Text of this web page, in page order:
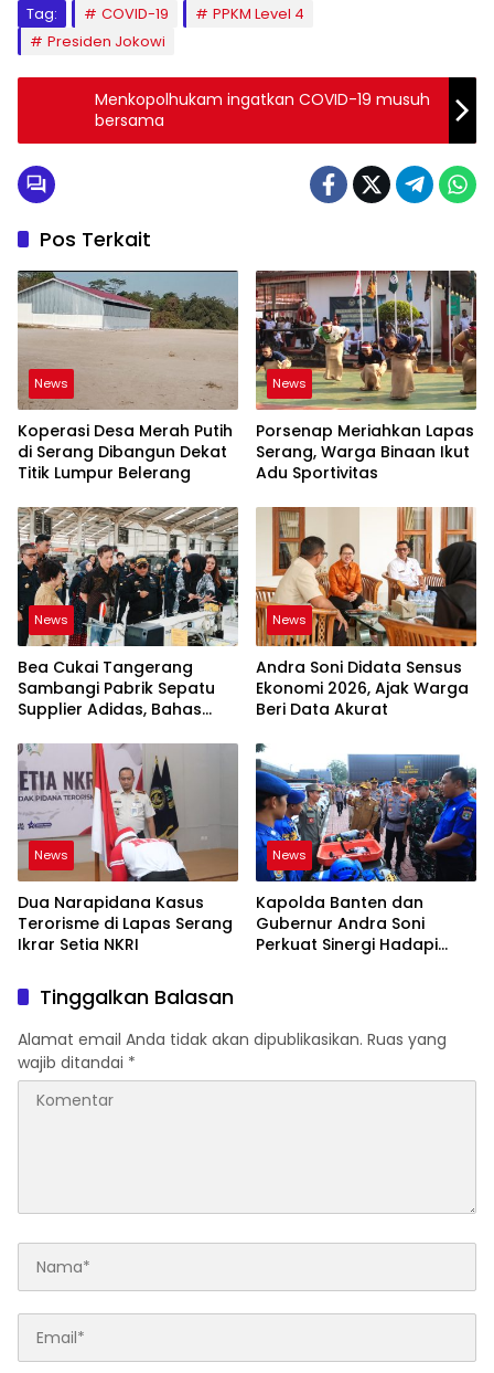
Tag: COVID-19
PPKM Level 4
Presiden Jokowi
Menkopolhukam ingatkan COVID-19 musuh
bersama
Pos Terkait
News
Koperasi Desa Merah Putih
di Serang Dibangun Dekat
Titik Lumpur Belerang
News
Porsenap Meriahkan Lapas
Serang, Warga Binaan Ikut
Adu Sportivitas
News
Bea Cukai Tangerang
Sambangi Pabrik Sepatu
Supplier Adidas, Bahas
News
Andra Soni Didata Sensus
Ekonomi 2026, Ajak Warga
Beri Data Akurat
News
Dua Narapidana Kasus
Terorisme di Lapas Serang
Ikrar Setia NKRI
News
Kapolda Banten dan
Gubernur Andra Soni
Perkuat Sinergi Hadapi
Tinggalkan Balasan
Alamat email Anda tidak akan dipublikasikan. Ruas yang
wajib ditandai *